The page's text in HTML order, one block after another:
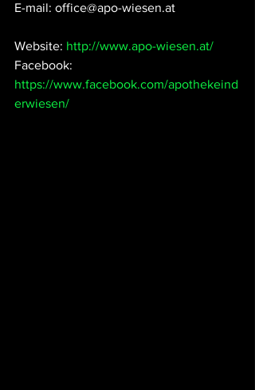
E-mail: office@apo-wiesen.at
Website: http://www.apo-wiesen.at/
Facebook:
https://www.facebook.com/apothekeind
erwiesen/